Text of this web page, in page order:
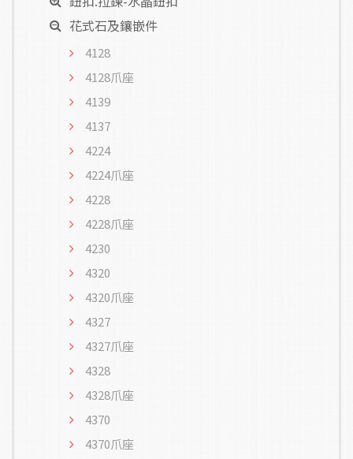
花式石及鑲嵌件
4128
4128爪座
4139
4137
4224
4224爪座
4228
4228爪座
4230
4320
4320爪座
4327
4327爪座
4328
4328爪座
4370
4370爪座